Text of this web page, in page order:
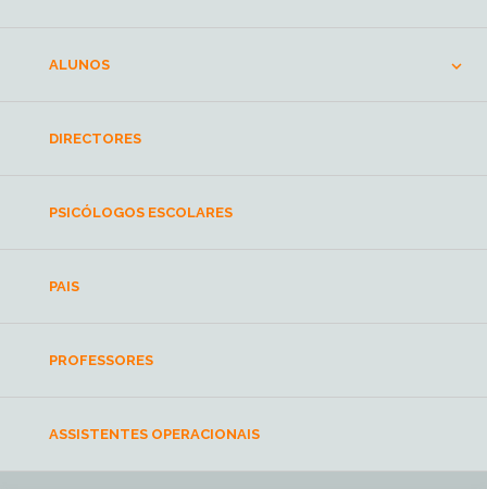
ALUNOS
DIRECTORES
PSICÓLOGOS ESCOLARES
PAIS
PROFESSORES
ASSISTENTES OPERACIONAIS